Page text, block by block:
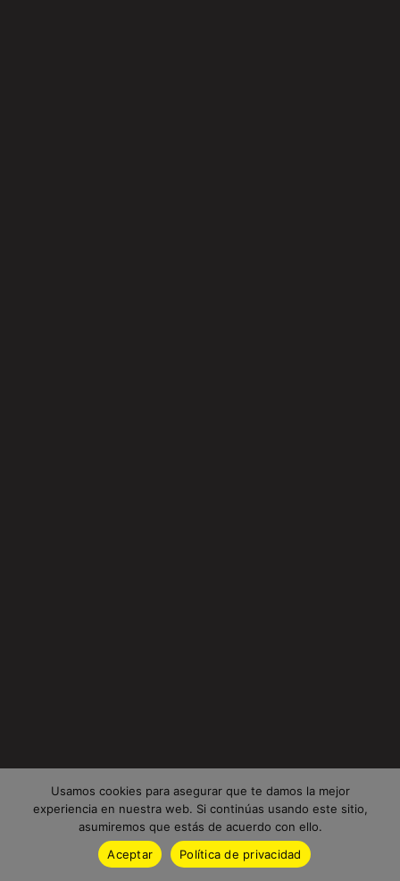
Usamos cookies para asegurar que te damos la mejor
experiencia en nuestra web. Si continúas usando este sitio,
asumiremos que estás de acuerdo con ello.
Aceptar
Política de privacidad